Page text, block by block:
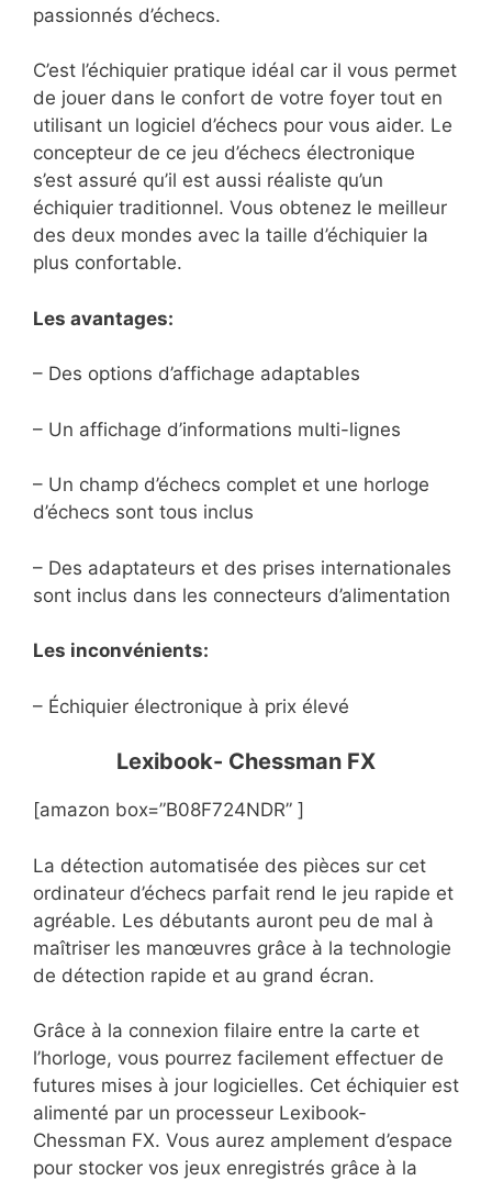
passionnés d’échecs.
C’est l’échiquier pratique idéal car il vous permet
de jouer dans le confort de votre foyer tout en
utilisant un logiciel d’échecs pour vous aider. Le
concepteur de ce jeu d’échecs électronique
s’est assuré qu’il est aussi réaliste qu’un
échiquier traditionnel. Vous obtenez le meilleur
des deux mondes avec la taille d’échiquier la
plus confortable.
Les avantages:
– Des options d’affichage adaptables
– Un affichage d’informations multi-lignes
– Un champ d’échecs complet et une horloge
d’échecs sont tous inclus
– Des adaptateurs et des prises internationales
sont inclus dans les connecteurs d’alimentation
Les inconvénients:
– Échiquier électronique à prix élevé
Lexibook- Chessman FX
[amazon box=”B08F724NDR” ]
La détection automatisée des pièces sur cet
ordinateur d’échecs parfait rend le jeu rapide et
agréable. Les débutants auront peu de mal à
maîtriser les manœuvres grâce à la technologie
de détection rapide et au grand écran.
Grâce à la connexion filaire entre la carte et
l’horloge, vous pourrez facilement effectuer de
futures mises à jour logicielles. Cet échiquier est
alimenté par un processeur Lexibook-
Chessman FX. Vous aurez amplement d’espace
pour stocker vos jeux enregistrés grâce à la